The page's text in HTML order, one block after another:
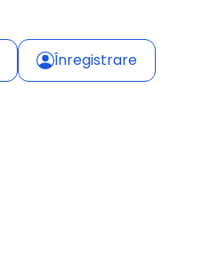
Înregistrare